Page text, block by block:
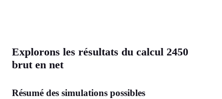
Explorons les résultats du calcul 2450
brut en net
Résumé des simulations possibles